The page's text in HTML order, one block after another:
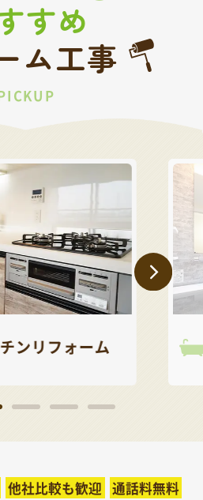
すめ
ム工事
ンリフォーム
他社比較も歓迎 通話料無料